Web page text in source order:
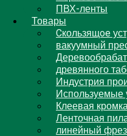
ПВХ-ленты
Товары
Cкользящoe
вакуумный
древянного
Индустрия
Используемые
Клеевая
Ленточная
линейный